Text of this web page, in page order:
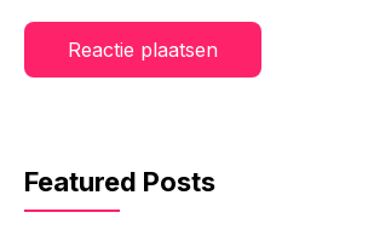
Featured Posts